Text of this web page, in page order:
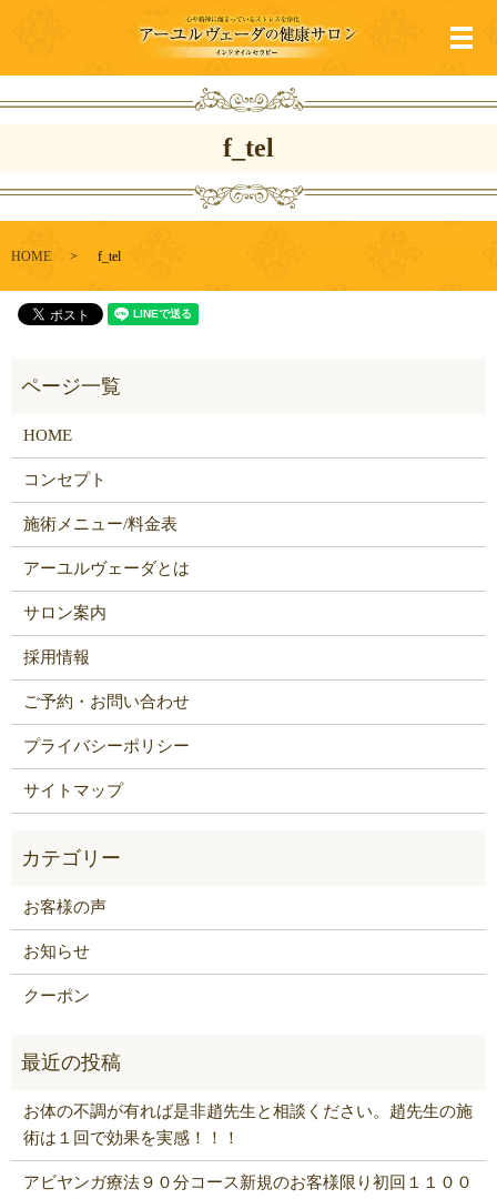
メ
f_tel
HOME f_tel
HOME
コンセプト
施術メニュー/料金表
アーユルヴェーダとは
サロン案内
採用情報
ご予約・お問い合わせ
プライバシーポリシー
サイトマップ
お客様の声
お知らせ
クーポン
お体の不調が有れば是非趙先生と相談ください。趙先生の施
術は１回で効果を実感！！！
アビヤンガ療法９０分コース新規のお客様限り初回１１００